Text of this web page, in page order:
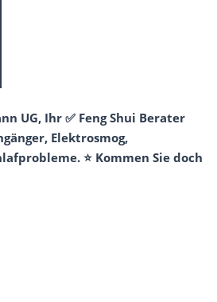
UG, Ihr ✅ Feng Shui Berater
Elektrosmog,
⭐ Kommen Sie doch